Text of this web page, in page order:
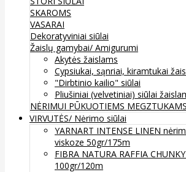
SKAROMS
VASARAI
Dekoratyviniai siūlai
Žaislų gamybai/ Amigurumi
Akytės žaislams
Cypsiukai, sąnriai, kiramtukai
"Dirbtinio kailio" siūlai
Pliušiniai (velvetiniai) siūlai
NĖRIMUI PŪKUOTIEMS MEGZTUKAMS
VIRVUTĖS/ Nėrimo siūlai
YARNART INTENSE LINEN
viskoze 50gr/175m
FIBRA NATURA RAFFIA
100gr/120m